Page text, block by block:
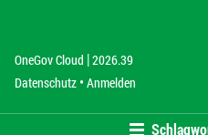
OneGov Cloud (External Link)
|2026.39
Datenschutz (External Link)
Anmelden